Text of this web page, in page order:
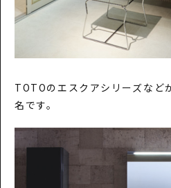
TOTOのエスクアシリーズなど
名です。